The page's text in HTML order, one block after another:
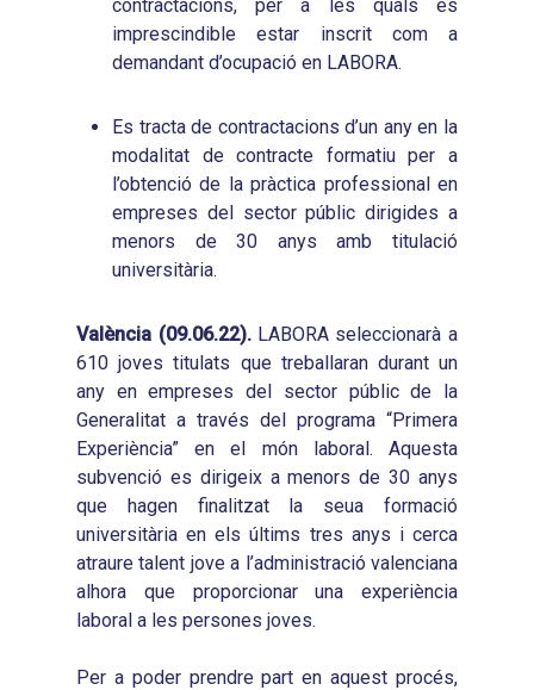
contractacions, per a les quals és
imprescindible estar inscrit com a
demandant d’ocupació en LABORA.
Es tracta de contractacions d’un any en la
modalitat de contracte formatiu per a
l’obtenció de la pràctica professional en
empreses del sector públic dirigides a
menors de 30 anys amb titulació
universitària.
València (09.06.22). LABORA seleccionarà a
610 joves titulats que treballaran durant un
any en empreses del sector públic de la
Generalitat a través del programa “Primera
Experiència” en el món laboral. Aquesta
subvenció es dirigeix a menors de 30 anys
que hagen finalitzat la seua formació
universitària en els últims tres anys i cerca
atraure talent jove a l’administració valenciana
alhora que proporcionar una experiència
laboral a les persones joves.
Per a poder prendre part en aquest procés,